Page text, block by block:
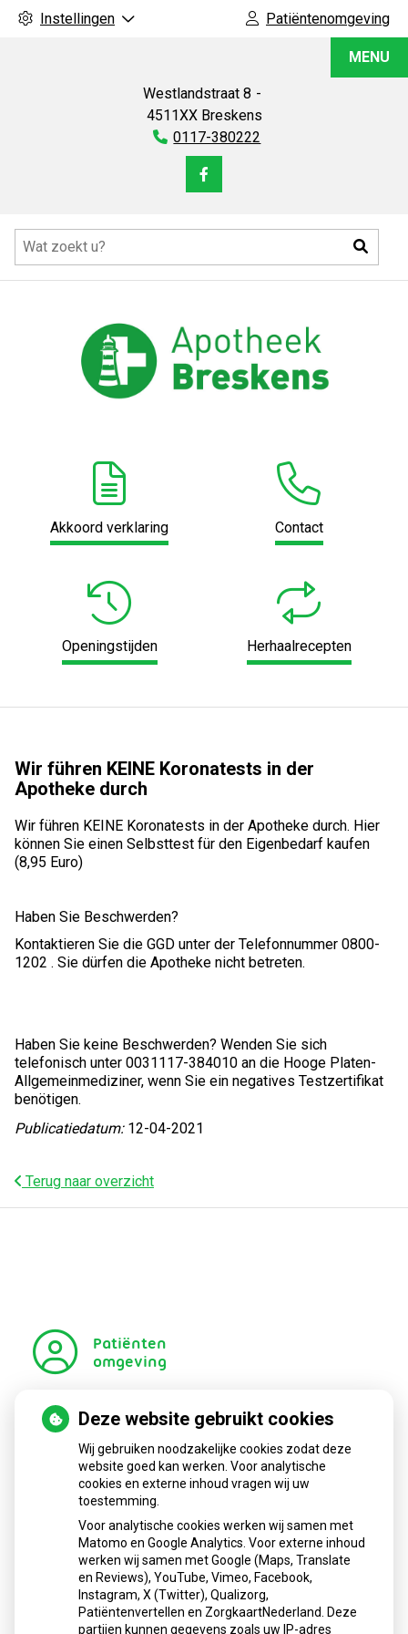
Instellingen Patiëntenomgeving
Westlandstraat 8
4511XX Breskens
Tel:
0117-380222
Bezoek
facebook
MENU
Akkoord verklaring Contact
Openingstijden Herhaalrecepten
Wir führen KEINE Koronatests in der
Apotheke durch
Wir führen KEINE Koronatests in der Apotheke durch. Hier
können Sie einen Selbsttest für den Eigenbedarf kaufen
(8,95 Euro)
Haben Sie Beschwerden?
Kontaktieren Sie die GGD unter der Telefonnummer 0800-
1202 . Sie dürfen die Apotheke nicht betreten.
Haben Sie keine Beschwerden? Wenden Sie sich
telefonisch unter 0031117-384010 an die Hooge Platen-
Allgemeinmediziner, wenn Sie ein negatives Testzertifikat
benötigen.
Publicatiedatum: 12-04-2021
Terug naar overzicht
Patiënten
omgeving
Regel met
gemak
Uw Zorg
online
Anticonceptiemiddelenaanvragen
Registerenop
Deze website gebruikt cookies
Wij gebruiken noodzakelijke cookies zodat deze
website goed kan werken. Voor analytische
cookies en externe inhoud vragen wij uw
toestemming.
Voor analytische cookies werken wij samen met
Matomo en Google Analytics. Voor externe inhoud
werken wij samen met Google (Maps, Translate
en Reviews), YouTube, Vimeo, Facebook,
Instagram, X (Twitter), Qualizorg,
Patiëntenvertellen en ZorgkaartNederland. Deze
partijen kunnen gegevens zoals uw IP-adres